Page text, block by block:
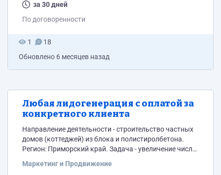
за 30 дней
По договоренности
1
18
Обновлено 6 месяцев назад
Любая лидогенерация с оплатой за
конкретного клиента
Направление деятельности - строительство частных
домов (коттеджей) из блока и полистиролбетона.
Регион: Приморский край. Задача - увеличение числа
Имеется: сайт, аккаунт в Инстаграм. Интересует
Маркетинг и Продвижение